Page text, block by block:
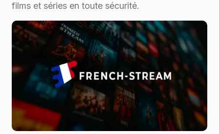
films et séries en toute sécurité.